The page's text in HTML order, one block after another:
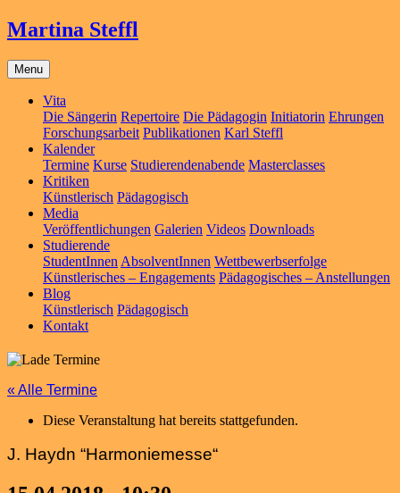
Martina Steffl
Menu
Vita
Die Sängerin Repertoire Die Pädagogin Initiatorin Ehrungen
Forschungsarbeit Publikationen Karl Steffl
Kalender
Termine Kurse Studierendenabende Masterclasses
Kritiken
Künstlerisch Pädagogisch
Media
Veröffentlichungen Galerien Videos Downloads
Studierende
StudentInnen AbsolventInnen Wettbewerbserfolge
Künstlerisches – Engagements Pädagogisches – Anstellungen
Blog
Künstlerisch Pädagogisch
Kontakt
« Alle Termine
Diese Veranstaltung hat bereits stattgefunden.
J. Haydn “Harmoniemesse“